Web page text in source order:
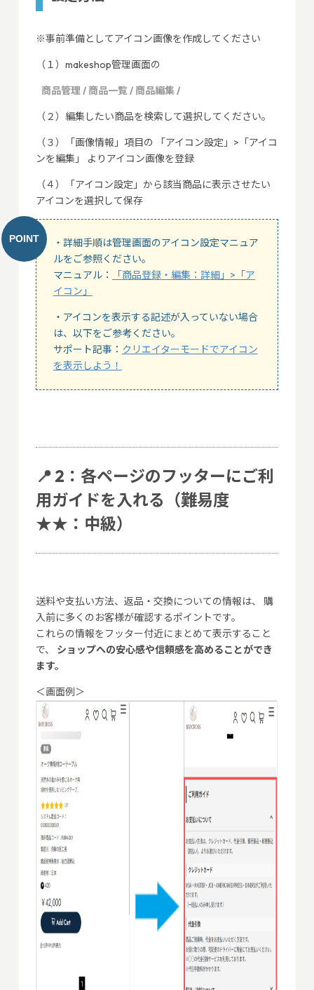
※事前準備としてアイコン画像を作成してください
（１）makeshop管理画面の
商品管理 / 商品一覧 / 商品編集 /
（２）編集したい商品を検索して選択してください。
（３）「画像情報」項目の 「アイコン設定」>「アイコ
ンを編集」 よりアイコン画像を登録
（４）「アイコン設定」から該当商品に表示させたい
アイコンを選択して保存
・詳細手順は管理画面のアイコン設定マニュア
ルをご参照ください。
マニュアル：
「商品登録・編集：詳細」>「ア
イコン」
・アイコンを表示する記述が入っていない場合
は、以下をご参考ください。
サポート記事： クリエイターモードでアイコン
を表示しよう！
📍 2：各ページのフッターにご利
用ガイドを入れる（難易度
★★：中級）
送料や支払い方法、返品・交換についての情報は、 購
入前に多くのお客様が確認するポイントです。
これらの情報をフッター付近にまとめて表示すること
で、 ショップへの安心感や信頼感を高めることができ
ます。
＜画面例＞